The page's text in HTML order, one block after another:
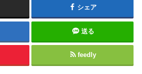
シェア
送る
feedly